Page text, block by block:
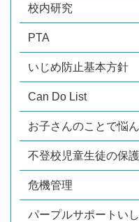
校内研究
PTA
いじめ防止基本方針
Can Do List
お子さんのことで悩
不登校児童生徒の保
危機管理
パープルサポートい